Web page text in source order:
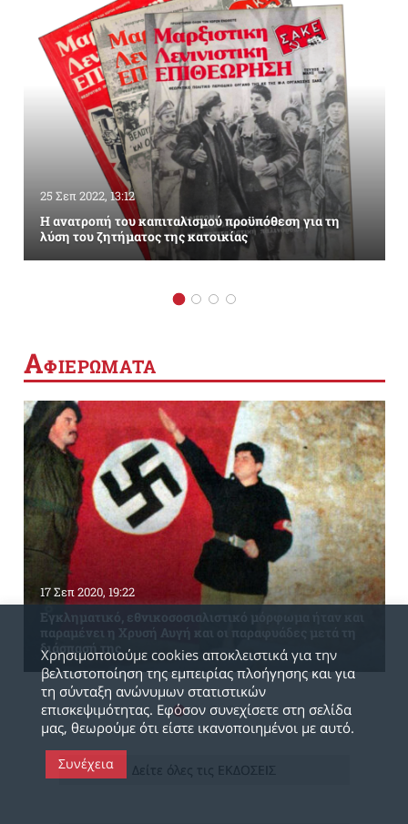
25 Σεπ 2022, 13:12
Η ανατροπή του καπιταλισμού προϋπόθεση για τη
λύση του ζητήματος της κατοικίας
ΑΦΙΕΡΩΜΑΤΑ
17 Σεπ 2020, 19:22
Εγκληματικό, εθνικοσοσιαλιστικό μόρφωμα ήταν και
παραμένει η Χρυσή Αυγή και οι παραφυάδες μετά τη
διάσπασή της
Χρησιμοποιούμε cookies αποκλειστικά για την
βελτιστοποίηση της εμπειρίας πλοήγησης και για
τη σύνταξη ανώνυμων στατιστικών
επισκεψιμότητας. Εφόσον συνεχίσετε στη σελίδα
μας, θεωρούμε ότι είστε ικανοποιημένοι με αυτό.
Συνέχεια